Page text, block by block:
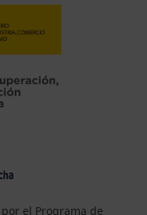
el Programa de